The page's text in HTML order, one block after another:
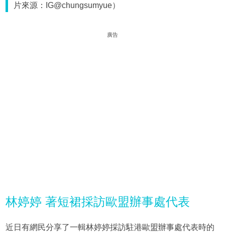
片來源：IG@chungsumyue）
廣告
林婷婷 著短裙採訪歐盟辦事處代表
近日有網民分享了一輯林婷婷採訪駐港歐盟辦事處代表時的